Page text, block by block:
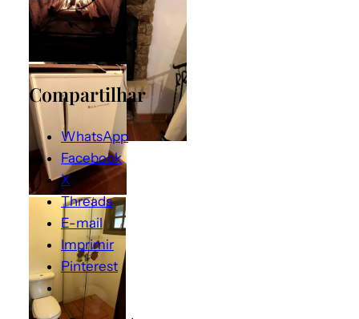
Compartilhar
WhatsApp
Facebook
X
Threads
E-mail
Imprimir
Pinterest